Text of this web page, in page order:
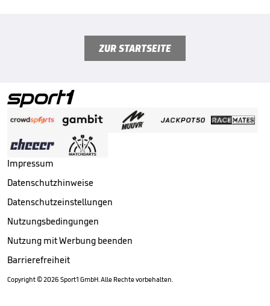
ZUR STARTSEITE
Impressum
Datenschutzhinweise
Datenschutzeinstellungen
Nutzungsbedingungen
Nutzung mit Werbung beenden
Barrierefreiheit
Copyright ©2026 Sport1 GmbH. Alle Rechte vorbehalten.